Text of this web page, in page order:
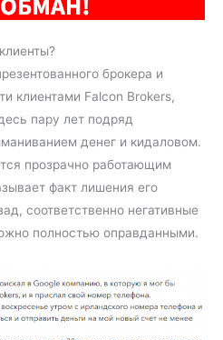
брокера и
клиентами Falcon Brokers,
пару лет подряд
денег и кидаловом.
прозрачно работающим
факт лишения его
соответственно негативные
полностью оправданными.